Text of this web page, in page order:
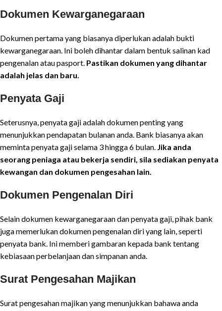
Dokumen Kewarganegaraan
Dokumen pertama yang biasanya diperlukan adalah bukti
kewarganegaraan. Ini boleh dihantar dalam bentuk salinan kad
pengenalan atau pasport. Pastikan dokumen yang dihantar
adalah jelas dan baru.
Penyata Gaji
Seterusnya, penyata gaji adalah dokumen penting yang
menunjukkan pendapatan bulanan anda. Bank biasanya akan
meminta penyata gaji selama 3 hingga 6 bulan. Jika anda
seorang peniaga atau bekerja sendiri, sila sediakan penyata
kewangan dan dokumen pengesahan lain.
Dokumen Pengenalan Diri
Selain dokumen kewarganegaraan dan penyata gaji, pihak bank
juga memerlukan dokumen pengenalan diri yang lain, seperti
penyata bank. Ini memberi gambaran kepada bank tentang
kebiasaan perbelanjaan dan simpanan anda.
Surat Pengesahan Majikan
Surat pengesahan majikan yang menunjukkan bahawa anda